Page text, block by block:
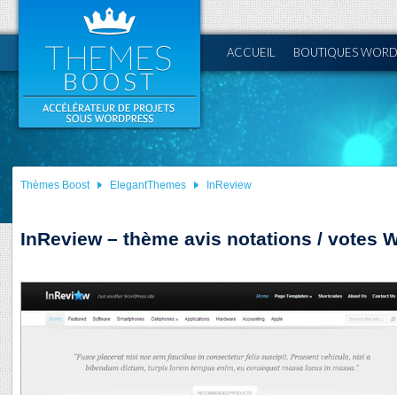
ACCUEIL BOUTIQUES
Thèmes Boost ElegantThemes InReview
InReview – thème avis notations / votes